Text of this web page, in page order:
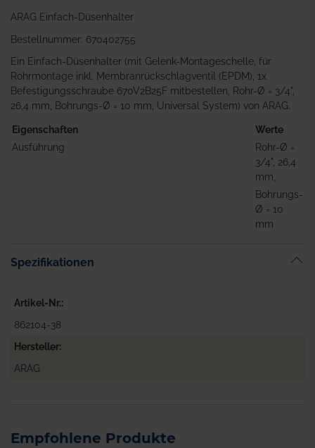
ARAG Einfach-Düsenhalter
Bestellnummer: 670402755
Ein Einfach-Düsenhalter (mit Gelenk-Montageschelle, für
Rohrmontage inkl. Membranrückschlagventil (EPDM), 1x
Befestigungsschraube 670V2B25F mitbestellen, Rohr-Ø = 3/4",
26,4 mm, Bohrungs-Ø = 10 mm, Universal System) von ARAG.
Eigenschaften
Werte
Ausführung
Rohr-Ø =
3/4", 26,4
mm,
Bohrungs-
Ø = 10
mm
Spezifikationen
Artikel-Nr.
862104-38
Hersteller
ARAG
Empfohlene Produkte